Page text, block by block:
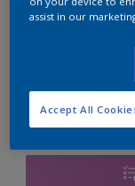
Op dit moment
te bestellen.
er hard aan om
assist in our
Accept All